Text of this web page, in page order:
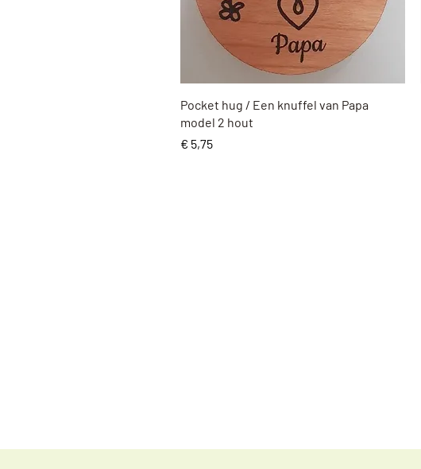
Snel overzicht
Pocket hug / Een knuffel van Papa
model 2 hout
Prijs
€ 5,75